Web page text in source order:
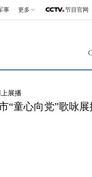
事 更多 节目官网
展播
“童心向党”歌咏